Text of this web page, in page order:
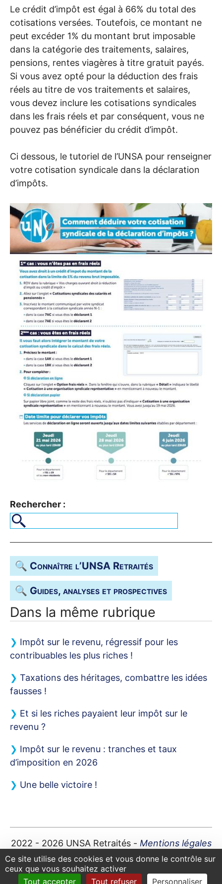
Ce site utilise des cookies et vous donne le contrôle sur
ceux que vous souhaitez activer
Tout accepter
Tout refuser Personnaliser
Le crédit d’impôt est égal à 66% du total des
cotisations versées. Toutefois, ce montant ne
peut excéder 1% du montant brut imposable
dans la catégorie des traitements, salaires,
pensions, rentes viagères à titre gratuit payés.
Si vous avez opté pour la déduction des frais
réels au titre de vos traitements et salaires,
vous devez inclure les cotisations syndicales
dans les frais réels et par conséquent, vous ne
pouvez pas bénéficier du crédit d’impôt.
Ci dessous, le tutoriel de l’UNSA pour renseigner
votre cotisation syndicale dans la déclaration
d’impôts.
Rechercher :
🔍 Connaître l’UNSA Retraités
🔍 Guides, analyses et prospectives
Dans la même rubrique
Impôt sur le revenu, régressif pour les
contribuables les plus riches !
Taxations des héritages, combattre les idées
fausses !
Et si les riches payaient leur impôt sur le
revenu ?
Impôt sur le revenu : tranches et taux
d’imposition en 2026
Une belle victoire !
2022 - 2026 UNSARetraités - Mentions légales
Plan du site| Contact|